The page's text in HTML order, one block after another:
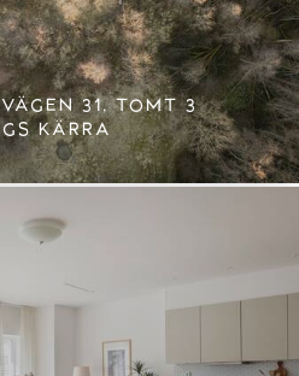
31, TOMT 3
KÄRRA